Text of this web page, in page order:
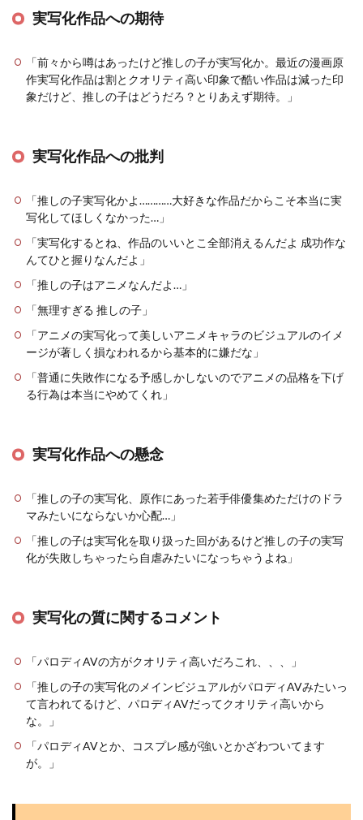
実写化作品への期待
「前々から噂はあったけど推しの子が実写化か。最近の漫画原
作実写化作品は割とクオリティ高い印象で酷い作品は減った印
象だけど、推しの子はどうだろ？とりあえず期待。」
実写化作品への批判
「推しの子実写化かよ…………大好きな作品だからこそ本当に実
写化してほしくなかった…」
「実写化するとね、作品のいいとこ全部消えるんだよ 成功作な
んてひと握りなんだよ」
「推しの子はアニメなんだよ…」
「無理すぎる 推しの子」
「アニメの実写化って美しいアニメキャラのビジュアルのイメ
ージが著しく損なわれるから基本的に嫌だな」
「普通に失敗作になる予感しかしないのでアニメの品格を下げ
る行為は本当にやめてくれ」
実写化作品への懸念
「推しの子の実写化、原作にあった若手俳優集めただけのドラ
マみたいにならないか心配…」
「推しの子は実写化を取り扱った回があるけど推しの子の実写
化が失敗しちゃったら自虐みたいになっちゃうよね」
実写化の質に関するコメント
「パロディAVの方がクオリティ高いだろこれ、、、」
「推しの子の実写化のメインビジュアルがパロディAVみたいっ
て言われてるけど、パロディAVだってクオリティ高いから
な。」
「パロディAVとか、コスプレ感が強いとかざわついてます
が。」